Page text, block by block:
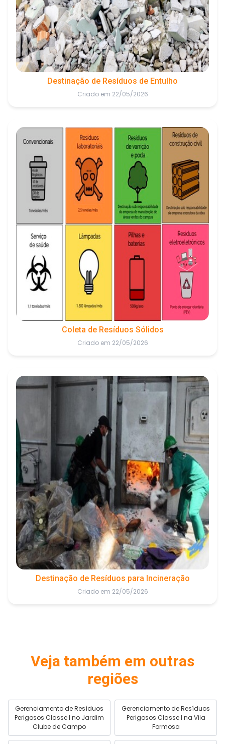
Destinação de Resíduos de Entulho
Criado em 22/05/2026
Coleta de Resíduos Sólidos
Criado em 22/05/2026
Destinação de Resíduos para Incineração
Criado em 22/05/2026
Veja também em outras
regiões
Gerenciamento de Resíduos
Perigosos Classe I no Jardim
Clube de Campo
Gerenciamento de Resíduos
Perigosos Classe I na Vila
Formosa